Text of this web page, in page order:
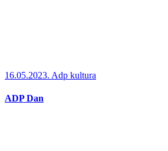
16.05.2023. Adp kultura
ADP Dan